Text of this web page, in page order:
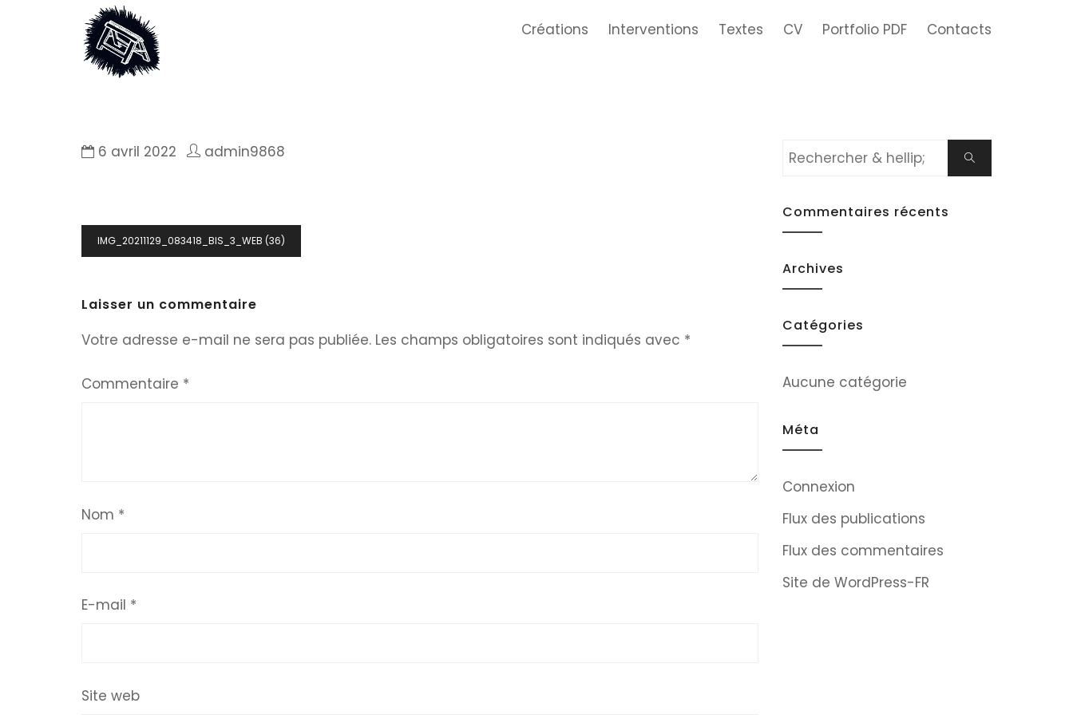
Créations Interventions Textes CV Portfolio PDF Contacts
6 avril 2022 admin9868
Navigation
de
IMG_20211129_083418_BIS_3_WEB (36)
Laisser un commentaire
Votre adresse e-mail ne sera pas publiée. Les champs obligatoires sont indiqués avec *
Commentaire *
Nom *
E-mail *
Site web
Rechercher: Chercher
Commentaires récents
Archives
Catégories
Aucune catégorie
Méta
Connexion
Flux des publications
Flux des commentaires
Site de WordPress-FR